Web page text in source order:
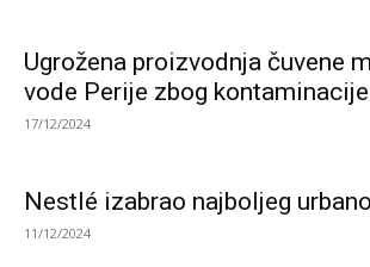
Ugrožena proizvodnja čuvene
vode Perije zbog
17/12/2024
Nestlé izabrao najboljeg
11/12/2024